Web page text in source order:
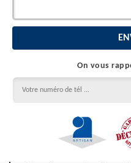
On vous